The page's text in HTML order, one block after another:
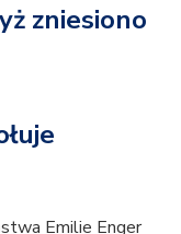
zniesiono
Emilie Enger